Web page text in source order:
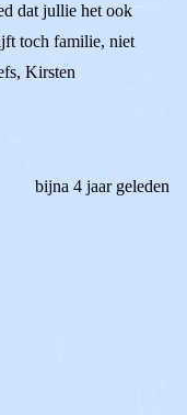
dat jullie het ook
toch familie, niet
Kirsten
bijna 4 jaar geleden